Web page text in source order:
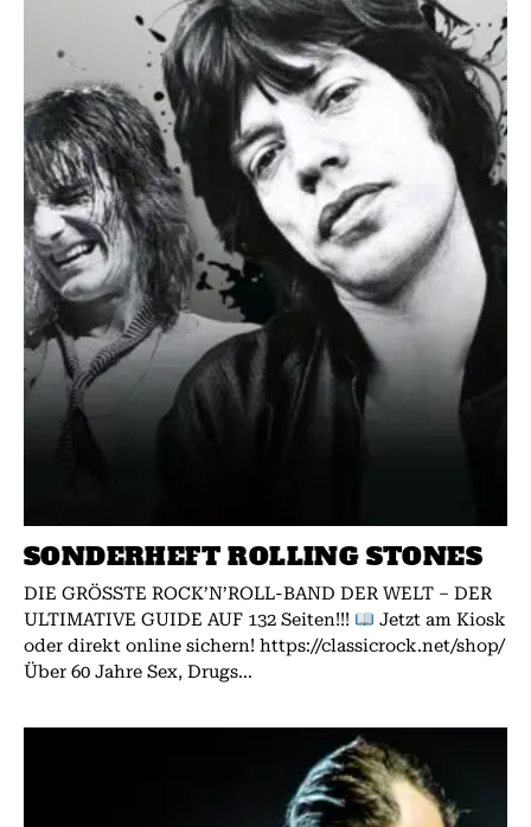
SONDERHEFT ROLLING STONES
DIE GRÖSSTE ROCK’N’ROLL-BAND DER WELT – DER
ULTIMATIVE GUIDE AUF 132 Seiten!!!
Jetzt am Kiosk
oder direkt online sichern! https://classicrock.net/shop/
Über 60 Jahre Sex, Drugs...